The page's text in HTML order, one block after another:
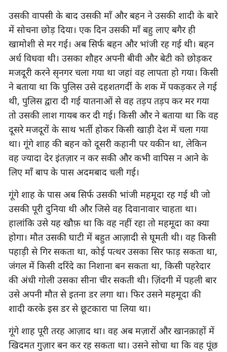
उसकी वापसी के बाद उसकी माँ और बहन ने उसकी शादी के बारे
में सोचना छोड़ दिया। एक दिन उसकी माँ बहु लाए बगैर ही
खामोशी से मर गई। अब सिर्फ बहन और भांजी रह गई थी। बहन
अर्ध विधवा थी। उसका शौहर अपनी बीवी और बेटी को छोड़कर
मजदूरी करने सृनगर चला गया था जहां वह लापता हो गया। किसी
ने बताया था कि पुलिस उसे दहशतगर्दी के शक में पकड़कर ले गई
थी, पुलिस द्वारा दी गई यातनाओं से वह तड़प तड़प कर मर गया
तो उसकी लाश गायब कर दी गई। किसी और ने बताया था कि वह
दूसरे मजदूरों के साथ भर्ती होकर किसी खाड़ी देश में चला गया
था। गूंगे शाह की बहन को दूसरी कहानी पर यकीन था, लेकिन
वह ज्यादा देर इंतज़ार न कर सकी और कभी वापिस न आने के
लिए माँ बाप के पास अदमबाद चली गई।
गूंगे शाह के पास अब सिर्फ उसकी भांजी महमूदा रह गई थी जो
उसकी पूरी दुनिया थी और जिसे वह दिवानावार चाहता था।
हालांकि उसे यह खौफ़ था कि वह नहीं रहा तो महमूदा का क्या
होगा। मौत उसकी घाटी में बहुत आज़ादी से घूमती थी। वह किसी
पहाड़ी से गिर सकता था, कोई पत्थर उसका सिर फाड़ सकता था,
जंगल में किसी दरिंदे का निशाना बन सकता था, किसी पहरेदार
की अंधी गोली उसका सीना चीर सकती थी। ज़िंदगी में पहली बार
उसे अपनी मौत से इतना डर लगा था। फिर उसने महमूदा की
शादी करके इस डर से छूटकारा पा लिया था।
गूंगे शाह पूरी तरह आज़ाद था। वह अब मज़ारों और खानक़ाहों में
खिदमत गुज़ार बन कर रह सकता था। उसने सोचा था कि वह पूंछ